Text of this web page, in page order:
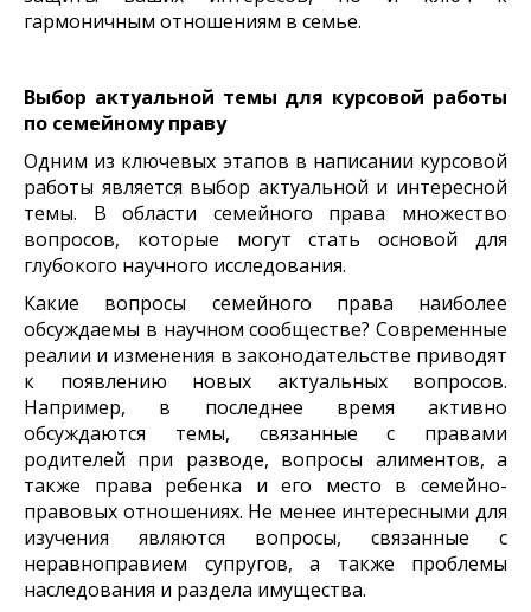
гармоничным отношениям в семье.
Выбор актуальной темы для курсовой работы
по семейному праву
Одним из ключевых этапов в написании курсовой
работы является выбор актуальной и интересной
темы. В области семейного права множество
вопросов, которые могут стать основой для
глубокого научного исследования.
Какие вопросы семейного права наиболее
обсуждаемы в научном сообществе? Современные
реалии и изменения в законодательстве приводят
к появлению новых актуальных вопросов.
Например, в последнее время активно
обсуждаются темы, связанные с правами
родителей при разводе, вопросы алиментов, а
также права ребенка и его место в семейно-
правовых отношениях. Не менее интересными для
изучения являются вопросы, связанные с
неравноправием супругов, а также проблемы
наследования и раздела имущества.